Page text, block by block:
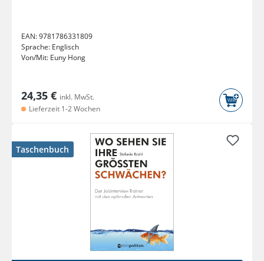
EAN:9781786331809
Sprache: Englisch
Von/Mit: Euny Hong
24,35 € inkl. MwSt.
Lieferzeit 1-2 Wochen
Taschenbuch